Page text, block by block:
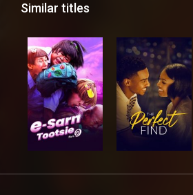
Similar titles